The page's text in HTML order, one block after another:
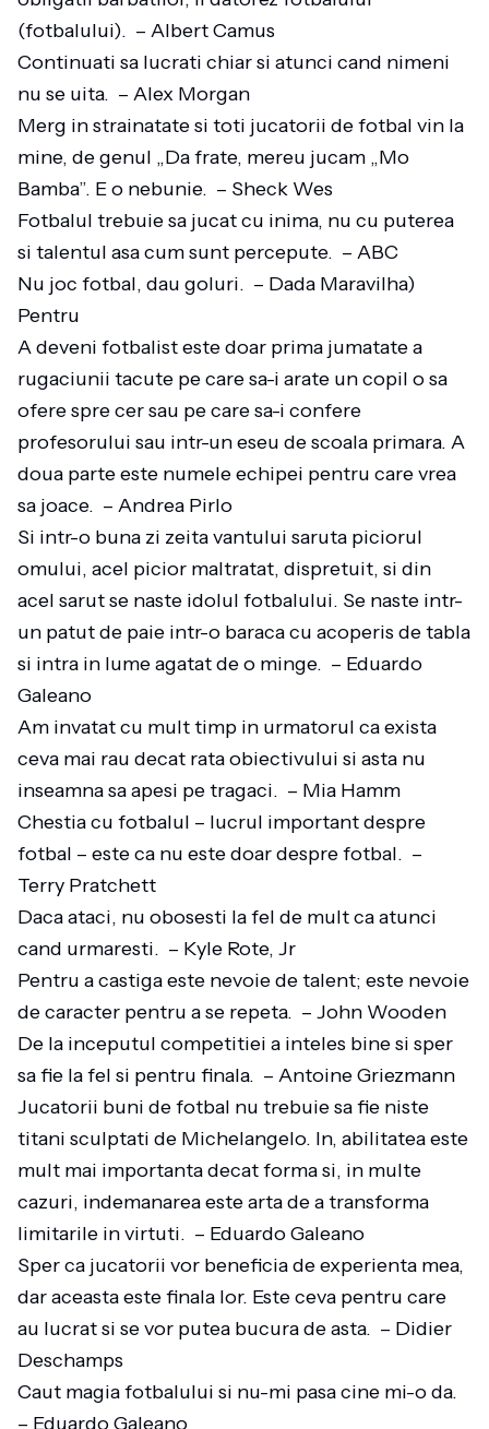
(fotbalului). – Albert Camus
Continuati sa lucrati chiar si atunci cand nimeni
nu se uita. – Alex Morgan
Merg in strainatate si toti jucatorii de fotbal vin la
mine, de genul „Da frate, mereu jucam „Mo
Bamba”. E o nebunie. – Sheck Wes
Fotbalul trebuie sa jucat cu inima, nu cu puterea
si talentul asa cum sunt percepute. – ABC
Nu joc fotbal, dau goluri. – Dada Maravilha)
Pentru
A deveni fotbalist este doar prima jumatate a
rugaciunii tacute pe care sa-i arate un copil o sa
ofere spre cer sau pe care sa-i confere
profesorului sau intr-un eseu de scoala primara. A
doua parte este numele echipei pentru care vrea
sa joace. – Andrea Pirlo
Si intr-o buna zi zeita vantului saruta piciorul
omului, acel picior maltratat, dispretuit, si din
acel sarut se naste idolul fotbalului. Se naste intr-
un patut de paie intr-o baraca cu acoperis de tabla
si intra in lume agatat de o minge. – Eduardo
Galeano
Am invatat cu mult timp in urmatorul ca exista
ceva mai rau decat rata obiectivului si asta nu
inseamna sa apesi pe tragaci. – Mia Hamm
Chestia cu fotbalul – lucrul important despre
fotbal – este ca nu este doar despre fotbal. –
Terry Pratchett
Daca ataci, nu obosesti la fel de mult ca atunci
cand urmaresti. – Kyle Rote, Jr
Pentru a castiga este nevoie de talent; este nevoie
de caracter pentru a se repeta. – John Wooden
De la inceputul competitiei a inteles bine si sper
sa fie la fel si pentru finala. – Antoine Griezmann
Jucatorii buni de fotbal nu trebuie sa fie niste
titani sculptati de Michelangelo. In, abilitatea este
mult mai importanta decat forma si, in multe
cazuri, indemanarea este arta de a transforma
limitarile in virtuti. – Eduardo Galeano
Sper ca jucatorii vor beneficia de experienta mea,
dar aceasta este finala lor. Este ceva pentru care
au lucrat si se vor putea bucura de asta. – Didier
Deschamps
Caut magia fotbalului si nu-mi pasa cine mi-o da.
– Eduardo Galeano